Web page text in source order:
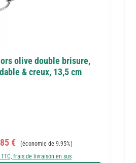
olive double brisure,
& creux, 13,5 cm
de vente :
€ Prix régulier :
(économie de 9.95%)
TTC, frais de livraison en sus